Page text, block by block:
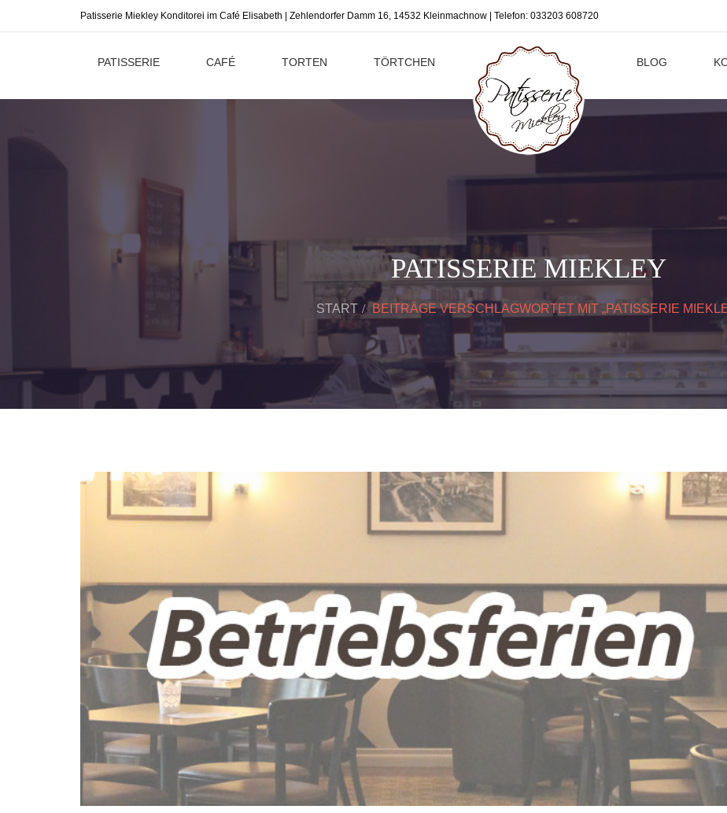
Patisserie Miekley Konditorei im Café Elisabeth | Zehlendorfer Damm 16, 14532 Kleinmachnow | Telefon: 033203 608720
PATISSERIE CAFÉ TORTEN TÖRTCHEN BLOG
PATISSERIE MIEKLEY
START BEITRÄGE VERSCHLAGWORTET MIT „PATISSERIE